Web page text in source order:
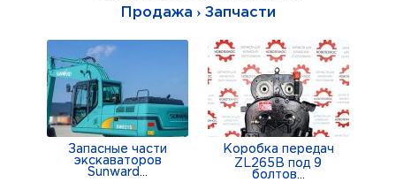
Продажа › Запчасти
Запасные части
экскаваторов
Sunward
Коробка передач
ZL265B под 9
болтов